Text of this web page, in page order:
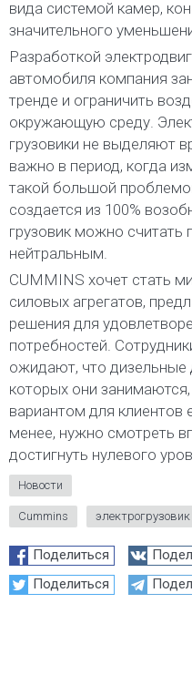
вида системой камер,
значительного
Разработкой
автомобиля компания
тренде и ограничить
окружающую среду.
грузовики не выделяют
важно в период, когда
такой большой
создается из 100%
грузовик можно считать
нейтральным.
CUMMINS хочет стать
силовых агрегатов,
решения для
потребностей.
ожидают, что дизельные
которых они
вариантом для клиентов
менее, нужно смотреть
достигнуть нулевого
Новости
Cummins электрогрузовик
Поделиться
Поделиться